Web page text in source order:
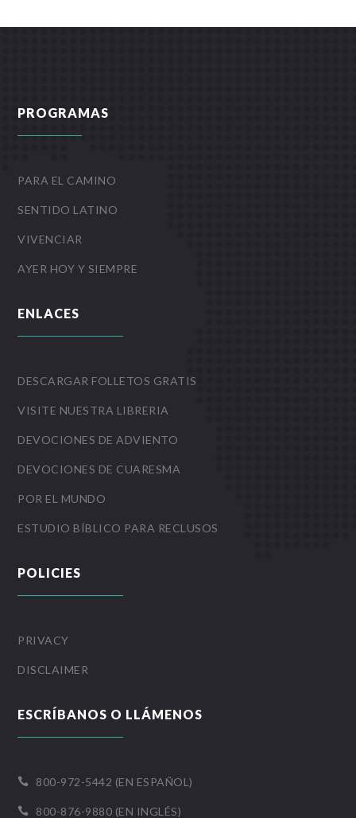
PROGRAMAS
PARA EL CAMINO
SENTIDO LATINO
VIVENCIAR
AYER HOY Y SIEMPRE
ENLACES
DESCARGAR FOLLETOS GRATIS
VISITE NUESTRA LIBRERIA
DEVOCIONES DE ADVIENTO
DEVOCIONES DE CUARESMA
POR EL MUNDO
ESTUDIO BÍBLICO PARA RECLUSOS
POLICIES
PRIVACY
DISCLAIMER
ESCRÍBANOS O LLÁMENOS
 800-972-5442 (EN ESPAÑOL)
 800-876-9880 (EN INGLÉS)